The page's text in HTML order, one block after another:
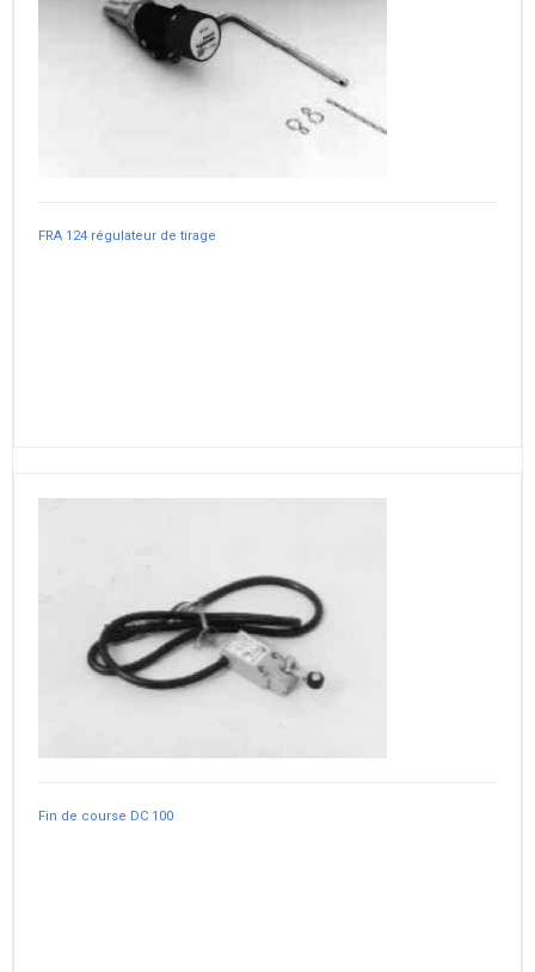
FRA 124 régulateur de tirage
Fin de course DC 100